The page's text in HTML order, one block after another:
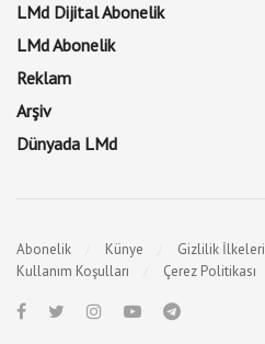
LMd Dijital Abonelik
LMd Abonelik
Reklam
Arşiv
Dünyada LMd
Abonelik Künye Gizlilik İlkeleri
Kullanım Koşulları
Çerez Politikası